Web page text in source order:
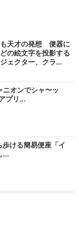
も天才の発想 便器に
の絵文字を投影する
ェクター、クラ...
ニオンでシャ〜ッ
プリ...
ける簡易便座「イ
...